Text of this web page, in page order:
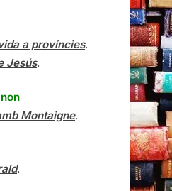
a províncies.
Jesús.
Montaigne.
.